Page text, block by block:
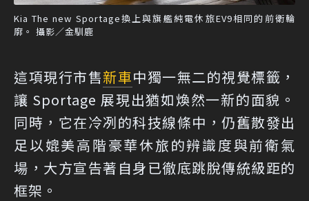
Kia The new Sportage換上與旗艦純電休旅EV9相同的前衛輪
廓。 攝影／金馴鹿
這項現行市售新車中獨一無二的視覺標籤，
讓 Sportage 展現出猶如煥然一新的面貌。
同時，它在冷冽的科技線條中，仍舊散發出
足以媲美高階豪華休旅的辨識度與前衛氣
場，大方宣告著自身已徹底跳脫傳統級距的
框架。